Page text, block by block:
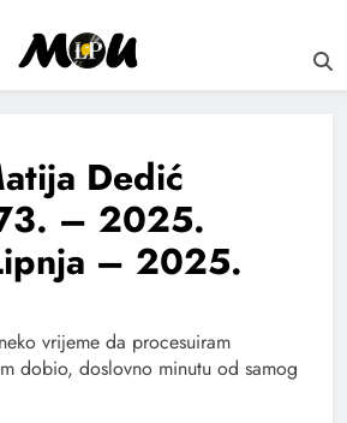
samo muzika i …..
Dedić
– 2025.
– 2025.
vrijeme da procesuiram
dobio, doslovno minutu od samog